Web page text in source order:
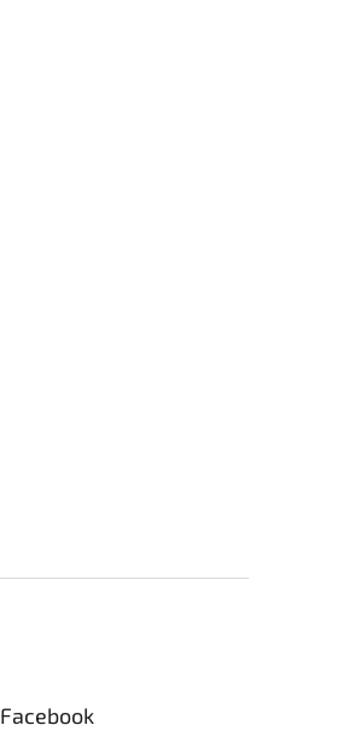
Facebook